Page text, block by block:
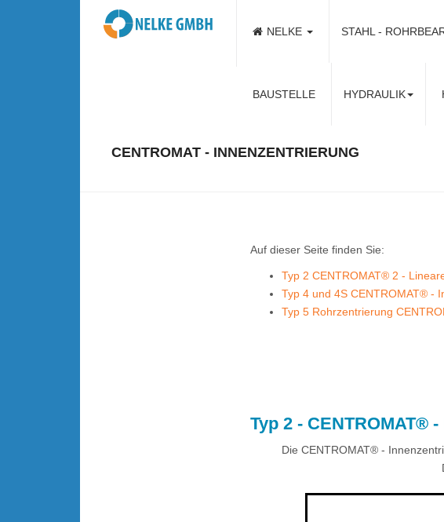
NELKE STAHL -
BAUSTELLE HYDRAULIK
Kontaktieren Sie uns! Telefonisch
CENTROMAT - INNENZENTRIERUNG
Auf dieser Seite finden Sie:
Typ 2 CENTROMAT® 2 -
Typ 4 und 4S CENTROMAT® -
Typ 5 Rohrzentrierung
Typ 2 - CENTROMAT®
Die CENTROMAT® -